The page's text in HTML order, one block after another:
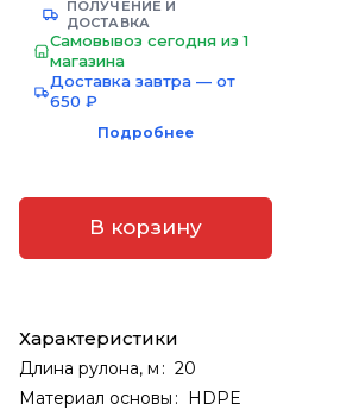
ПОЛУЧЕНИЕ И
ДОСТАВКА
Самовывоз сегодня из 1
магазина
Доставка завтра — от
650 ₽
Подробнее
В корзину
Характеристики
Длина рулона, м : 20
Материал основы : HDPE